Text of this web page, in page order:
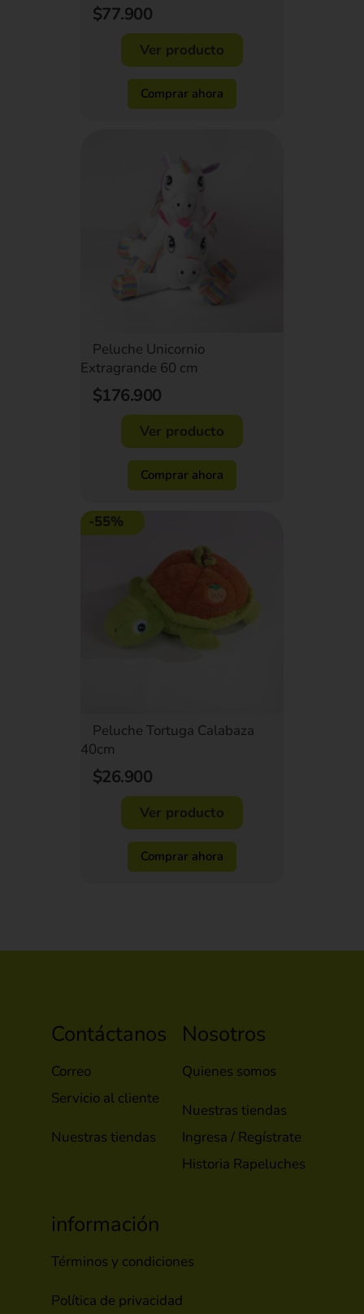
$77.900
Ver producto
Comprar ahora
Peluche Unicornio
Extragrande 60 cm
$176.900
Ver producto
Comprar ahora
-55%
Peluche Tortuga Calabaza
40cm
$26.900
Ver producto
Comprar ahora
Contáctanos
Correo
Servicio al cliente
Nuestras tiendas
Nosotros
Quienes somos
Nuestras tiendas
Ingresa / Regístrate
Historia Rapeluches
información
Términos y condiciones
Política de privacidad